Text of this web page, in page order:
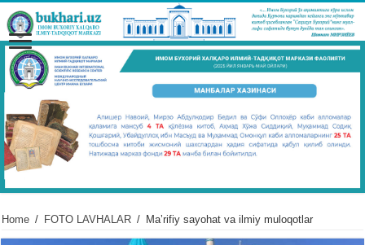
Home / FOTO LAVHALAR / Maʼrifiy sayohat va ilmiy muloqotlar